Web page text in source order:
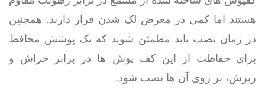
هستند اما کمی در معرض لک شدن قرار دارند. همچنین
در زمان نصب باید مطمئن شوید که یک پوشش محافظ
برای حفاظت از این کف پوش ها در برابر خراش و
ریزش، بر روی آن ها نصب شود.